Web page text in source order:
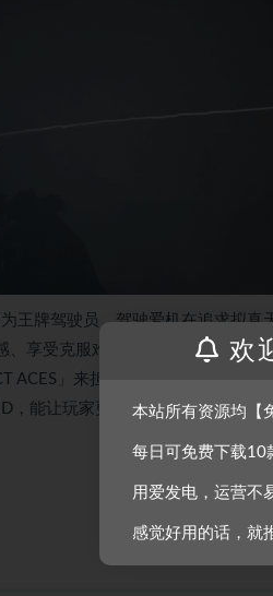
王牌驾驶员，驾驶爱机在追求拟
、享受克服难关达成感的飞行射击
ACES」来担任开发。本作的主题
，能让玩家更加「体验天空」。在
欢
本站所有资源均【
每日可免费下载10
用爱发电，运营不
感觉好用的话，就